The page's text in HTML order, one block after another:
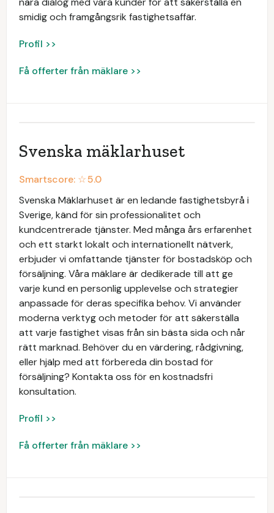
smidig och framgångsrik fastighetsaffär.
Profil >>
Få offerter från mäklare >>
Svenska mäklarhuset
Smartscore: ☆5.0
Svenska Mäklarhuset är en ledande fastighetsbyrå i
Sverige, känd för sin professionalitet och
kundcentrerade tjänster. Med många års erfarenhet
och ett starkt lokalt och internationellt nätverk,
erbjuder vi omfattande tjänster för bostadsköp och
försäljning. Våra mäklare är dedikerade till att ge
varje kund en personlig upplevelse och strategier
anpassade för deras specifika behov. Vi använder
moderna verktyg och metoder för att säkerställa
att varje fastighet visas från sin bästa sida och når
rätt marknad. Behöver du en värdering, rådgivning,
eller hjälp med att förbereda din bostad för
försäljning? Kontakta oss för en kostnadsfri
konsultation.
Profil >>
Få offerter från mäklare >>